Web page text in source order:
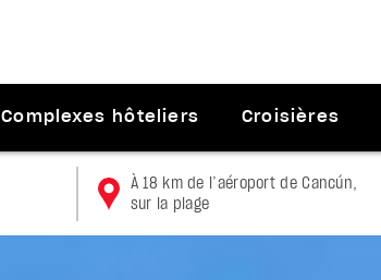
Complexes hôteliers Croisières
À 18 km de l’aéroport de Cancún,
sur la plage